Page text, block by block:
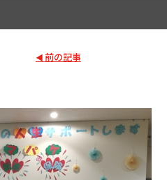
店舗情報
ご購入者サポート
アフターサポート
前の記事